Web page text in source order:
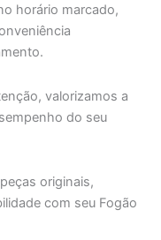
horário marcado,
valorizamos a
do seu
originais,
com seu Fogão